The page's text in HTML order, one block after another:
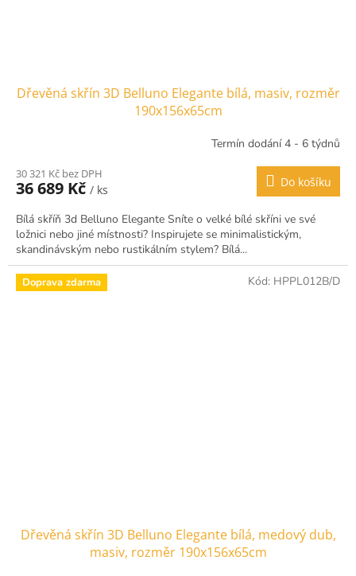
Dřevěná skřín 3D Belluno Elegante bílá, masiv, rozměr
190x156x65cm
Termín dodání 4 - 6 týdnů
30 321 Kč bez DPH
36 689 Kč / ks
Do košíku
Bílá skříň 3d Belluno Elegante Sníte o velké bílé skříni ve své
ložnici nebo jiné místnosti? Inspirujete se minimalistickým,
skandinávským nebo rustikálním stylem? Bílá...
Doprava zdarma
Dřevěná skřín 3D Belluno Elegante bílá, medový dub,
masiv, rozměr 190x156x65cm
Kód: HPPL012B/D